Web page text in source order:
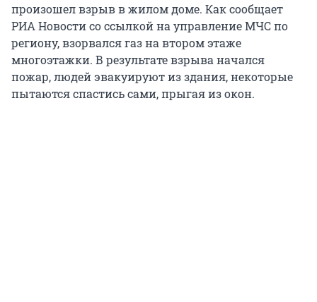
произошел взрыв в жилом доме. Как сообщает
РИА Новости со ссылкой на управление МЧС по
региону, взорвался газ на втором этаже
многоэтажки. В результате взрыва начался
пожар, людей эвакуируют из здания, некоторые
пытаются спастись сами, прыгая из окон.